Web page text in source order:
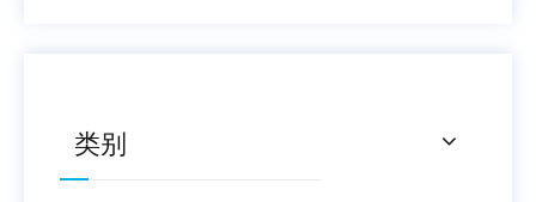
类别